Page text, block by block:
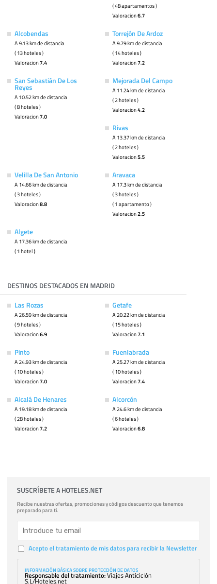
( 48 apartamentos )
Valoracion6.7
Alcobendas
A 9.13 km de distancia
( 13 hoteles )
Valoracion7.4
Torrejón De Ardoz
A 9.79 km de distancia
( 14 hoteles )
Valoracion7.2
San Sebastián De Los
Reyes
A 10.52 km de distancia
( 8 hoteles )
Valoracion7.0
Mejorada Del Campo
A 11.24 km de distancia
( 2 hoteles )
Valoracion4.2
Rivas
A 13.37 km de distancia
( 2 hoteles )
Valoracion5.5
Velilla De San Antonio
A 14.66 km de distancia
( 3 hoteles )
Valoracion8.8
Aravaca
A 17.3 km de distancia
( 3 hoteles )
( 1 apartamento )
Valoracion2.5
Algete
A 17.36 km de distancia
( 1 hotel )
DESTINOS DESTACADOS EN MADRID
Las Rozas
A 26.59 km de distancia
( 9 hoteles )
Valoracion6.9
Getafe
A 20.22 km de distancia
( 15 hoteles )
Valoracion7.1
Pinto
A 24.93 km de distancia
( 10 hoteles )
Valoracion7.0
Fuenlabrada
A 25.27 km de distancia
( 10 hoteles )
Valoracion7.4
Alcalá De Henares
A 19.18 km de distancia
( 28 hoteles )
Valoracion7.2
Alcorcón
A 24.6 km de distancia
( 6 hoteles )
Valoracion6.8
SUSCRÍBETE A HOTELES.NET
Recibe nuestras ofertas, promociones y códigos descuento que tenemos
preparado para ti.
Acepto el tratamiento de mis datos para recibir la Newsletter
INFORMACIÓN BÁSICA SOBRE PROTECCIÓN DE DATOS
Responsable del tratamiento:Viajes Anticiclón
S.L/Hoteles.net